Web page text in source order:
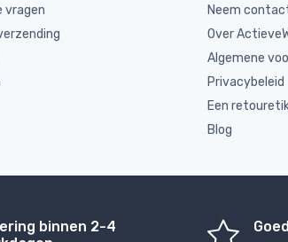
vragen
Neem
Over
Algemene
Privacybeleid
Een
Blog
binnen 2-4